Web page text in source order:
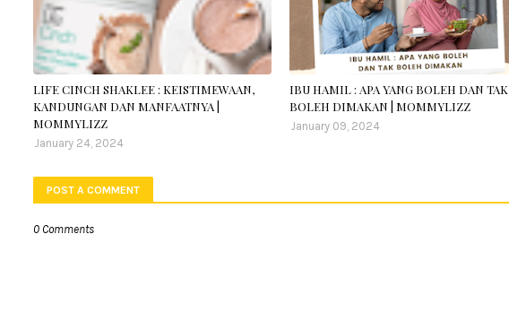
LIFE CINCH SHAKLEE : KEISTIMEWAAN,
KANDUNGAN DAN MANFAATNYA |
MOMMYLIZZ
January 24, 2024
IBU HAMIL : APA YANG BOLEH DAN TAK
BOLEH DIMAKAN | MOMMYLIZZ
January 09, 2024
POST A COMMENT
0 Comments